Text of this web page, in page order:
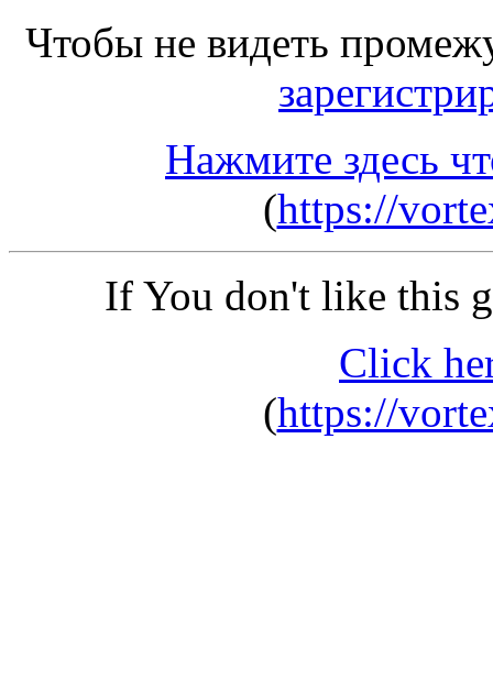
Чтобы не видеть
Нажмите здесь
(https://
If You don't like this
Click
(https://